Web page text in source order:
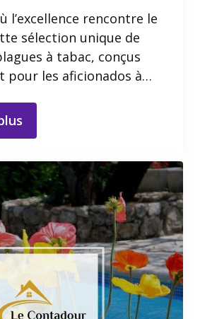
l’excellence rencontre le
sélection unique de
à tabac, conçus
pour les aficionados à…